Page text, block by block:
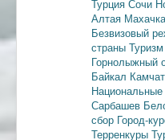
Турция Сочи
Алтая
Безвизовый
страны
Горнолыжный
Байкал
Национальные
Сарбашев
сбор Город-
Терренкуры